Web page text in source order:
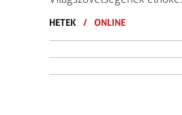
HETEK / ONLINE